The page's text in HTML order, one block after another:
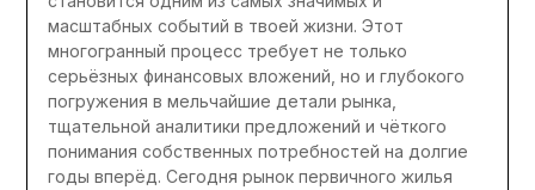
масштабных событий в твоей жизни. Этот
многогранный процесс требует не только
серьёзных финансовых вложений, но и глубокого
погружения в мельчайшие детали рынка,
тщательной аналитики предложений и чёткого
понимания собственных потребностей на долгие
годы вперёд. Сегодня рынок первичного жилья